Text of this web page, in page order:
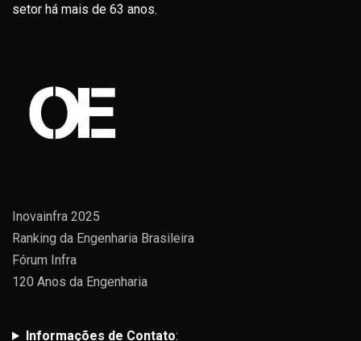
setor há mais de 63 anos.
Inovainfra 2025
Ranking da Engenharia Brasileira
Fórum Infra
120 Anos da Engenharia
Informações de Contato: